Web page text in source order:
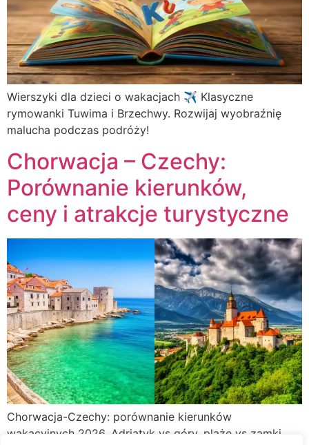
Wierszyki dla dzieci o wakacjach ✈️ Klasyczne
rymowanki Tuwima i Brzechwy. Rozwijaj wyobraźnię
malucha podczas podróży!
Chorwacja – Czechy:
Porównanie kierunków,
ceny i atrakcje turystyczne
Chorwacja-Czechy: porównanie kierunków
wakacyjnych 2026. Adriatyk vs góry, plaże vs zamki.